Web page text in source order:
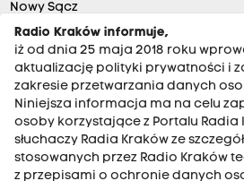
Nowy Sącz
RADIO KRAKÓW SA. Aleja Juliusza
Radio Kraków informuje,
iż od dnia 25 maja 2018 roku
aktualizację polityki prywatności i
zakresie przetwarzania danych
Niniejsza informacja ma na celu
osoby korzystające z Portalu Radia
słuchaczy Radia Kraków ze
stosowanych przez Radio Kraków
z przepisami o ochronie danych